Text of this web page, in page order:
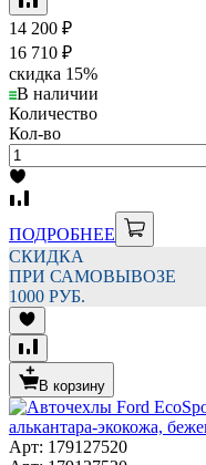
14 200 ₽
16 710 ₽
скидка 15%
В наличии
Количество
Кол-во
ПОДРОБНЕЕ
СКИДКА
ПРИ САМОВЫВОЗЕ
1000 РУБ.
В корзину
Арт: 179127520